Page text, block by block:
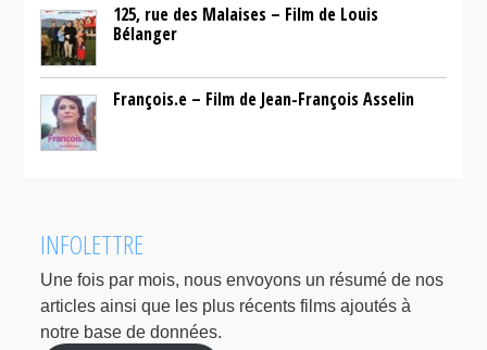
125, rue des Malaises – Film de Louis
Bélanger
François.e – Film de Jean-François Asselin
INFOLETTRE
Une fois par mois, nous envoyons un résumé de nos
articles ainsi que les plus récents films ajoutés à
notre base de données.